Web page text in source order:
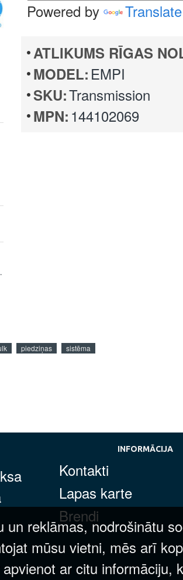
new, WOSP
Powered by Translate
ATLIKUMS RĪGAS
MODEL: EMPI
SKU:Transmission
MPN: 144102069
piedziņas sistēma
INFORMĀCIJA
Kontakti
Lapas karte
Brendi
reklāmas, nodrošinātu
mūsu vietni, mēs arī
ar citu informāciju,